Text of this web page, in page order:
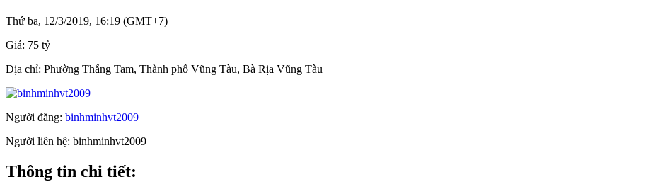
Thứ ba, 12/3/2019, 16:19 (GMT+7)
Giá: 75 tỷ
Địa chỉ: Phường Thắng Tam, Thành phố Vũng Tàu, Bà Rịa Vũng Tàu
Người đăng: binhminhvt2009
Người liên hệ: binhminhvt2009
Thông tin chi tiết: